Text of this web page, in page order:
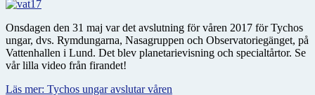
Onsdagen den 31 maj var det avslutning för våren 2017 för Tychos
ungar, dvs. Rymdungarna, Nasagruppen och Observatoriegänget, på
Vattenhallen i Lund. Det blev planetarievisning och specialtårtor. Se
vår lilla video från firandet!
Läs mer: Tychos ungar avslutar våren